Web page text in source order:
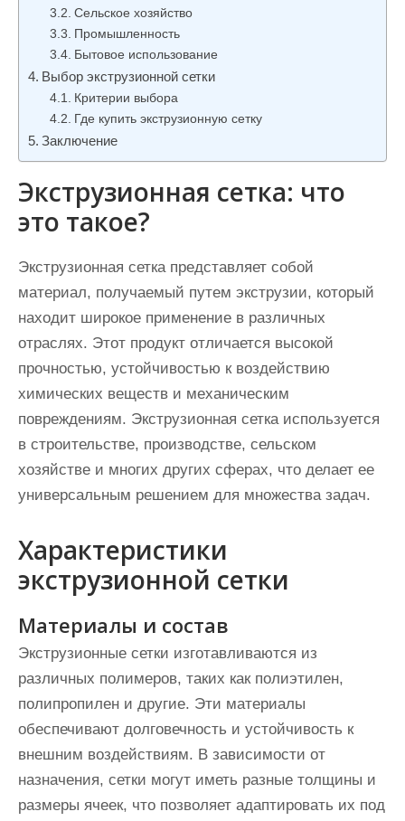
Сельское хозяйство
Промышленность
Бытовое использование
Выбор экструзионной сетки
Критерии выбора
Где купить экструзионную сетку
Заключение
Экструзионная сетка: что
это такое?
Экструзионная сетка представляет собой
материал, получаемый путем экструзии, который
находит широкое применение в различных
отраслях. Этот продукт отличается высокой
прочностью, устойчивостью к воздействию
химических веществ и механическим
повреждениям. Экструзионная сетка используется
в строительстве, производстве, сельском
хозяйстве и многих других сферах, что делает ее
универсальным решением для множества задач.
Характеристики
экструзионной сетки
Материалы и состав
Экструзионные сетки изготавливаются из
различных полимеров, таких как полиэтилен,
полипропилен и другие. Эти материалы
обеспечивают долговечность и устойчивость к
внешним воздействиям. В зависимости от
назначения, сетки могут иметь разные толщины и
размеры ячеек, что позволяет адаптировать их под